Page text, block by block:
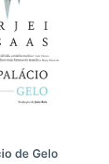
de Gelo